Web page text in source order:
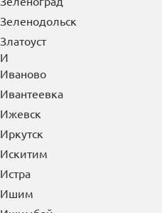
Зеленогорск
Зеленоград
Зеленодольск
Златоуст
И
Иваново
Ивантеевка
Ижевск
Иркутск
Искитим
Истра